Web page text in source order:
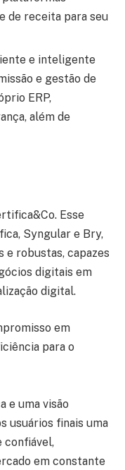
de receita para seu
e inteligente
e gestão de
ERP,
além de
Esse
Syngular e Bry,
robustas, capazes
digitais em
digital.
em
para o
e uma visão
usuários finais uma
confiável,
em constante